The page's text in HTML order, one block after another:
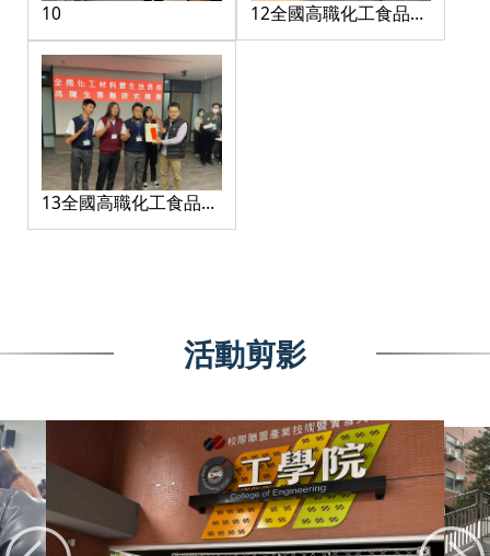
10
12全國高職化工食品專
題競賽-化材組第一名
13全國高職化工食品專
題競賽-食品組第一名
活動剪影